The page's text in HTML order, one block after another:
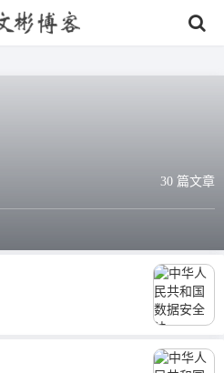
30 篇文章